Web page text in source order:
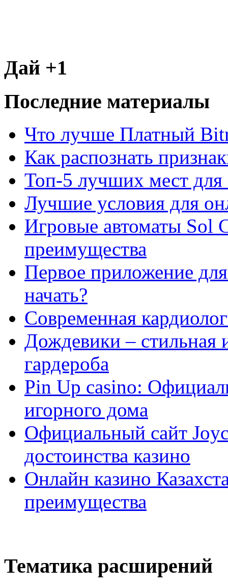
Дай +1
Последние материалы
Что лучше Платный
Как распознать
Топ-5 лучших мест для
Лучшие условия для
Игровые автоматы Sol
преимущества
Первое приложение
начать?
Современная
Дождевики – стильная
гардероба
Pin Up casino:
игорного дома
Официальный сайт
достоинства казино
Онлайн казино
преимущества
Тематика расширений